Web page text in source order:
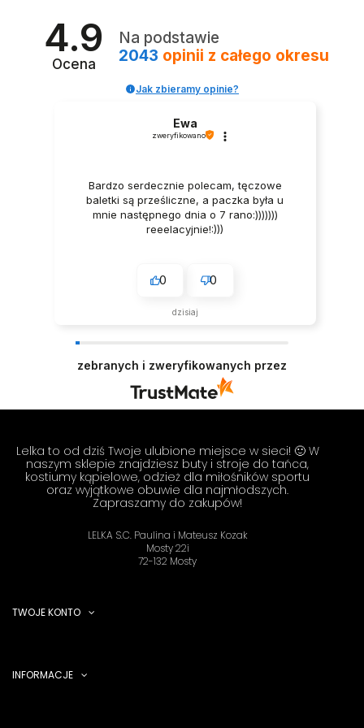
4.9
Ocena
Na podstawie
2043 opinii z całego okresu
Jak zbieramy opinie?
Ewa
zweryfikowano
Bardzo serdecznie polecam, tęczowe
baletki są prześliczne, a paczka była u
mnie następnego dnia o 7 rano:)))))))
reeelacyjnie!:)))
0 0
dzisiaj
zebranych i zweryfikowanych przez
Lelka to od dziś Twoje ulubione miejsce w sieci! 🙂 W
naszym sklepie znajdziesz buty i stroje do tańca,
kostiumy kąpielowe, odzież dla miłośników sportu
oraz wyjątkowe obuwie dla najmłodszych.
Zapraszamy do zakupów!
LELKA S.C. Paulina i Mateusz Kozak
Mosty 22i
72-132 Mosty
TWOJE KONTO
INFORMACJE